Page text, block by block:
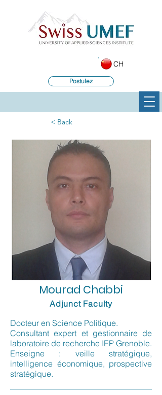
Postulez
CH
< Back
Mourad Chabbi
Adjunct Faculty
Docteur en Science Politique.
Consultant expert et gestionnaire de
laboratoire de recherche IEP Grenoble.
Enseigne : veille stratégique,
intelligence économique, prospective
stratégique.